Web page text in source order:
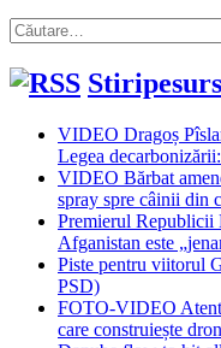
Caută
după:
VIDEO Dragoș
Legea
VIDEO Bărbat
spray spre câinii din
Premierul Republicii
Afganistan este
Piste pentru viitorul
PSD)
FOTO-VIDEO
care construiește